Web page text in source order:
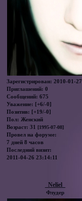
Зарегистрирован: 2010-01-27
Приглашений: 0
Сообщений: 675
Уважение: [+6/-0]
Позитив: [+19/-0]
Пол: Женский
Возраст: 31 [1995-07-08]
Провел на форуме:
7 дней 8 часов
Последний визит:
2011-04-26 23:14:11
_Neliel_
Флудер